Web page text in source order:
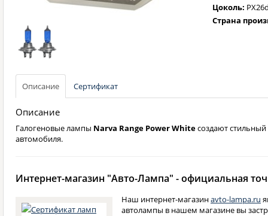
Цоколь:
Страна
Описание Сертификат
Описание
Галогеновые лампы Narva Range Power Whiteсоздают
автомобиля.
Интернет-магазин "Авто-Лампа" - официальная
Наш интернет-магазинavto-lampa.ru
автолампы в нашем магазине вы